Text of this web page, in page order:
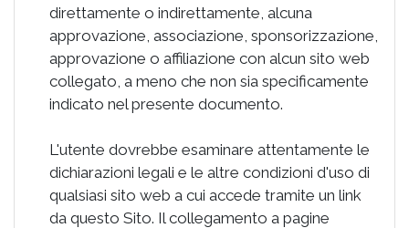
direttamente o indirettamente, alcuna
approvazione, associazione, sponsorizzazione,
approvazione o affiliazione con alcun sito web
collegato, a meno che non sia specificamente
indicato nel presente documento.
L'utente dovrebbe esaminare attentamente le
dichiarazioni legali e le altre condizioni d'uso di
qualsiasi sito web a cui accede tramite un link
da questo Sito. Il collegamento a pagine